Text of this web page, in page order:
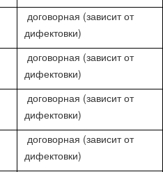
договорная (зависит от
дифектовки)
договорная (зависит от
дифектовки)
договорная (зависит от
дифектовки)
договорная (зависит от
дифектовки)